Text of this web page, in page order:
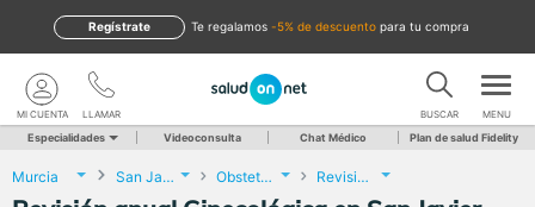
te regalamos -5% de descuento para tu compra
Regístrate
LLAMAR
MI CUENTA BUSCAR MENU
Especialidades Videoconsulta Chat Médico Plan de salud Fidelity
Murcia San Javier Obstetricia y Ginecología Revisión anual Ginecológica